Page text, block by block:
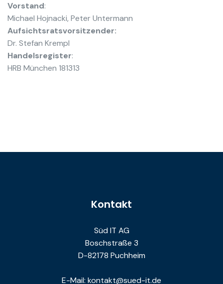
Vorstand:
Michael Hojnacki, Peter Untermann
Aufsichtsratsvorsitzender:
Dr. Stefan Krempl
Handelsregister:
HRB München 181313
Kontakt
Süd IT AG
Boschstraße 3
D-82178 Puchheim
E-Mail: kontakt@sued-it.de